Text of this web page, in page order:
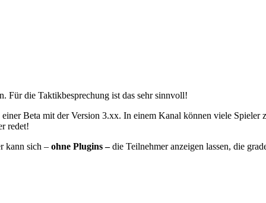
Für die Taktikbesprechung ist das sehr sinnvoll!
Beta mit der Version 3.xx. In einem Kanal können viele Spieler
redet!
kann sich – ohne Plugins –die Teilnehmer anzeigen lassen, die